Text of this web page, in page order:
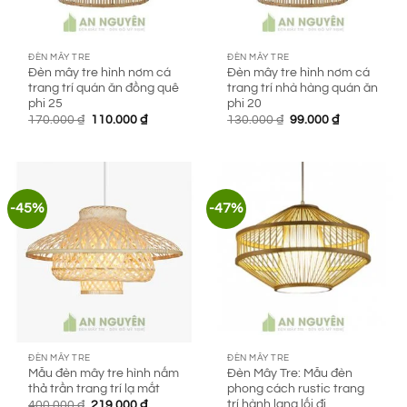
ĐÈN MÂY TRE
Đèn mây tre hình nơm cá
trang trí quán ăn đồng quê
phi 25
170.000₫ Giá
110.000₫Giá
ĐÈN MÂY TRE
Đèn mây tre hình nơm cá
trang trí nhà hàng quán ăn
phi 20
130.000₫ Giá
99.000₫Giá
-45%
ĐÈN MÂY TRE
Mẫu đèn mây tre hình nấm
thả trần trang trí lạ mắt
Giá
Giá
-47%
ĐÈN MÂY TRE
Đèn Mây Tre: Mẫu đèn
phong cách rustic trang
trí hành lang lối đi